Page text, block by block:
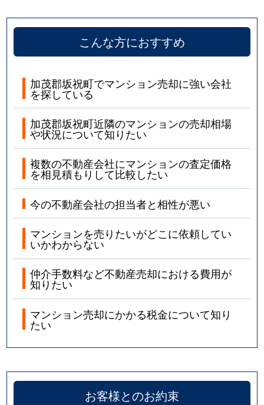
こんな方におすすめ
加茂郡坂祝町でマンション売却に強い会社
を探している
加茂郡坂祝町近隣のマンションの売却相場
や状況について知りたい
複数の不動産会社にマンションの査定価格
を相見積もりして比較したい
今の不動産会社の担当者と相性が悪い
マンションを売りたいがどこに依頼してい
いかわからない
仲介手数料など不動産売却における費用が
知りたい
マンション売却にかかる税金について知り
たい
お客様とのお約束